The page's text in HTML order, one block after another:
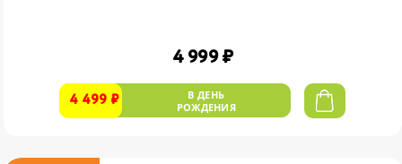
4 999 ₽
4 499 ₽
В ДЕНЬ
РОЖДЕНИЯ